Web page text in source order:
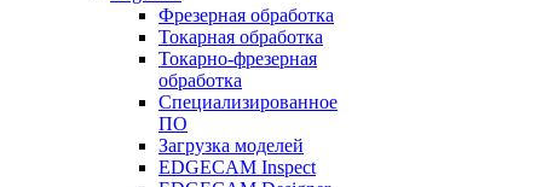
Фрезерная обработка
Токарная обработка
Токарно-фрезерная
обработка
Специализированное
ПО
Загрузка моделей
EDGECAM Inspect